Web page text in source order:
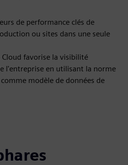
de performance clés de
ou sites dans une seule
favorise la visibilité
l'entreprise en utilisant la norme
modèle de données de